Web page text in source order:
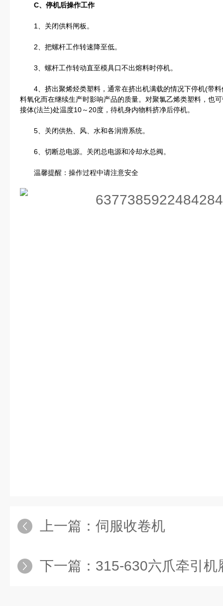
C、停机后操作工作
1、关闭供料闸板。
2、把螺杆工作转速降至低。
3、螺杆工作转动直至模具口不出熔料时停机。
4、挤出聚烯烃类塑料，通常在挤出机满载的情况下停机(带料
料氧化而在继续生产时影响产品的质量。对聚氯乙烯类塑料，也
接体(法兰)处温度10～20度，待机身内物料挤净后停机。
5、关闭供热、风、水和各润滑系统。
6、切断总电源。关闭总电源和冷却水总阀。
温馨提醒：操作过程中请注意安全
上一篇： 伺服收卷机
下一篇： 315-630六爪牵引机